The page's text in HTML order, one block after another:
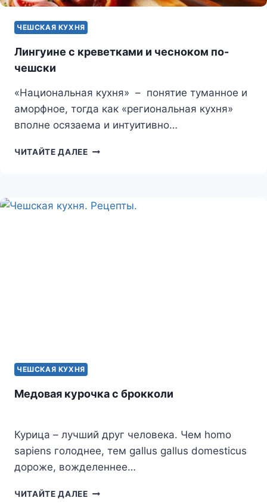
ЧЕШСКАЯ КУХНЯ
Лингуине с креветками и чесноком по-
чешски
«Национальная кухня» – понятие туманное и
аморфное, тогда как «региональная кухня»
вполне осязаема и интуитивно…
ЧИТАЙТЕ ДАЛЕЕЛИНГУИНЕ
ПО-
ЧЕШСКАЯ КУХНЯ
Медовая курочка с брокколи
Курица – лучший друг человека. Чем homo
sapiens голоднее, тем gallus gallus domesticus
дороже, вожделеннее…
ЧИТАЙТЕ ДАЛЕЕМЕДОВАЯ